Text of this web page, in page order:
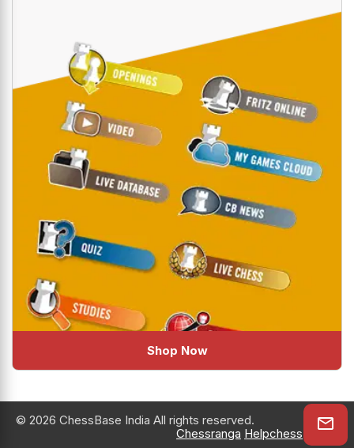
Shop Now
© 2026 ChessBase India All rights reserved.
Chessranga Helpchess About